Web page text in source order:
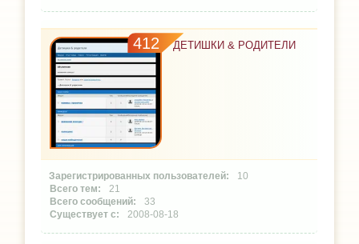
412 ДЕТИШКИ & РОДИТЕЛИ
10
21
33
2008-08-18